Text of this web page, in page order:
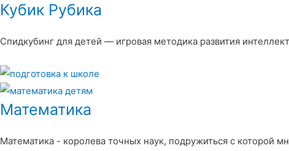
Кубик Рубика
Спидкубинг для детей — игровая методика развития
Математика
Математика - королева точных наук, подружиться с которой